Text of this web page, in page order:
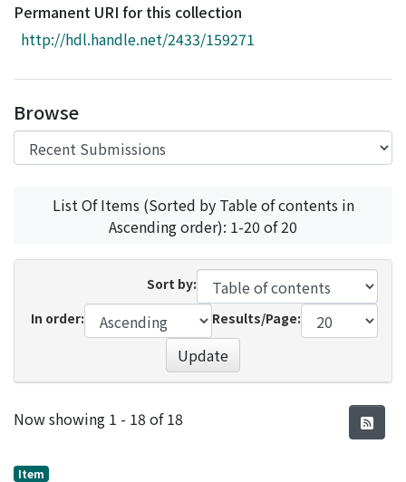
Download Ranking
Access Statistics
Permanent URI for this collection
http://hdl.handle.net/2433/159271
Browse
List Of Items (Sorted by Table of contents in
Ascending order): 1-20 of 20
Sort by:
In order:
Results/Page:
Update
Recent Submissions
Now showing 1 - 18 of 18
Item